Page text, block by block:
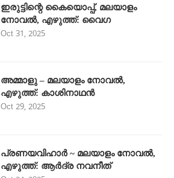
ഇരുട്ടിന്റെ കൈയൊപ്പ്, മലയാളം
നോവൽ, എഴുത്ത്: വൈഗ
Oct 31, 2025
അമ്മാളു – മലയാളം നോവൽ,
എഴുത്ത്: കാശിനാഥൻ
Oct 29, 2025
പ്രണയവിഹാർ ~ മലയാളം നോവൽ,
എഴുത്ത്: ആർദ്ര നവനീത്